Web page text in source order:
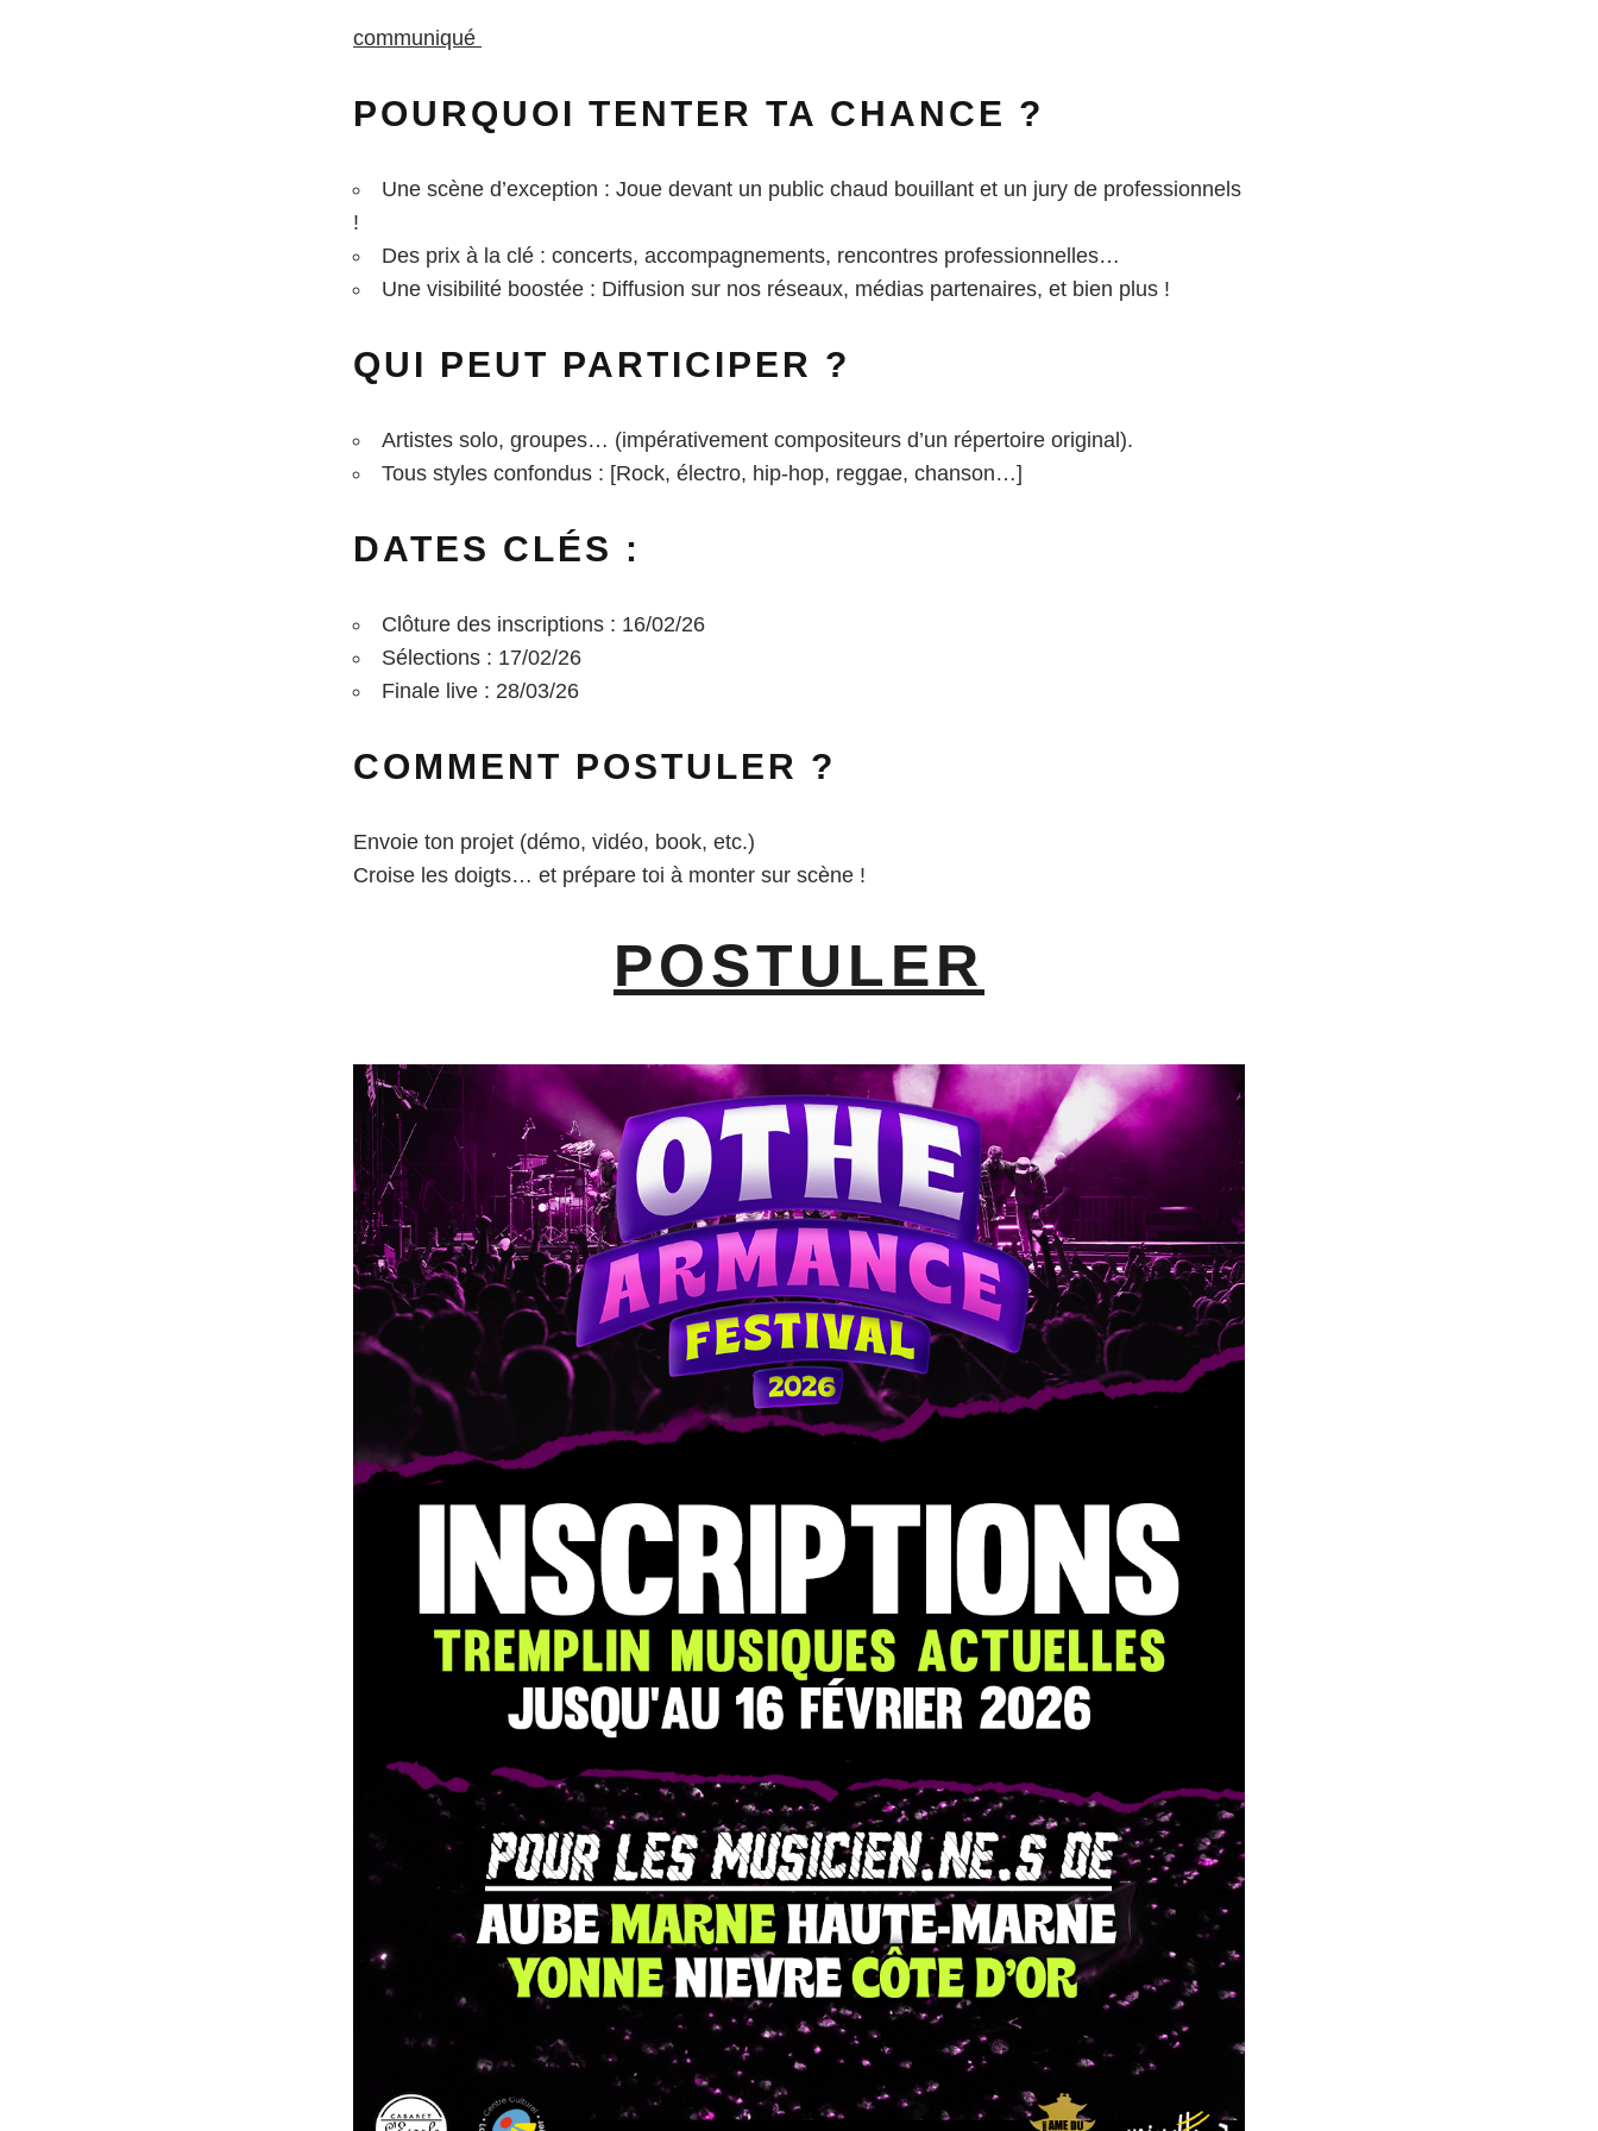
communiqué
POURQUOI TENTER TA CHANCE ?
Une scène d’exception : Joue devant un public chaud bouillant et un jury de professionnels
!
Des prix à la clé : concerts, accompagnements, rencontres professionnelles…
Une visibilité boostée : Diffusion sur nos réseaux, médias partenaires, et bien plus !
QUI PEUT PARTICIPER ?
Artistes solo, groupes… (impérativement compositeurs d’un répertoire original).
Tous styles confondus : [Rock, électro, hip-hop, reggae, chanson…]
DATES CLÉS :
Clôture des inscriptions : 16/02/26
Sélections : 17/02/26
Finale live : 28/03/26
COMMENT POSTULER ?
Envoie ton projet (démo, vidéo, book, etc.)
Croise les doigts… et prépare toi à monter sur scène !
POSTULER